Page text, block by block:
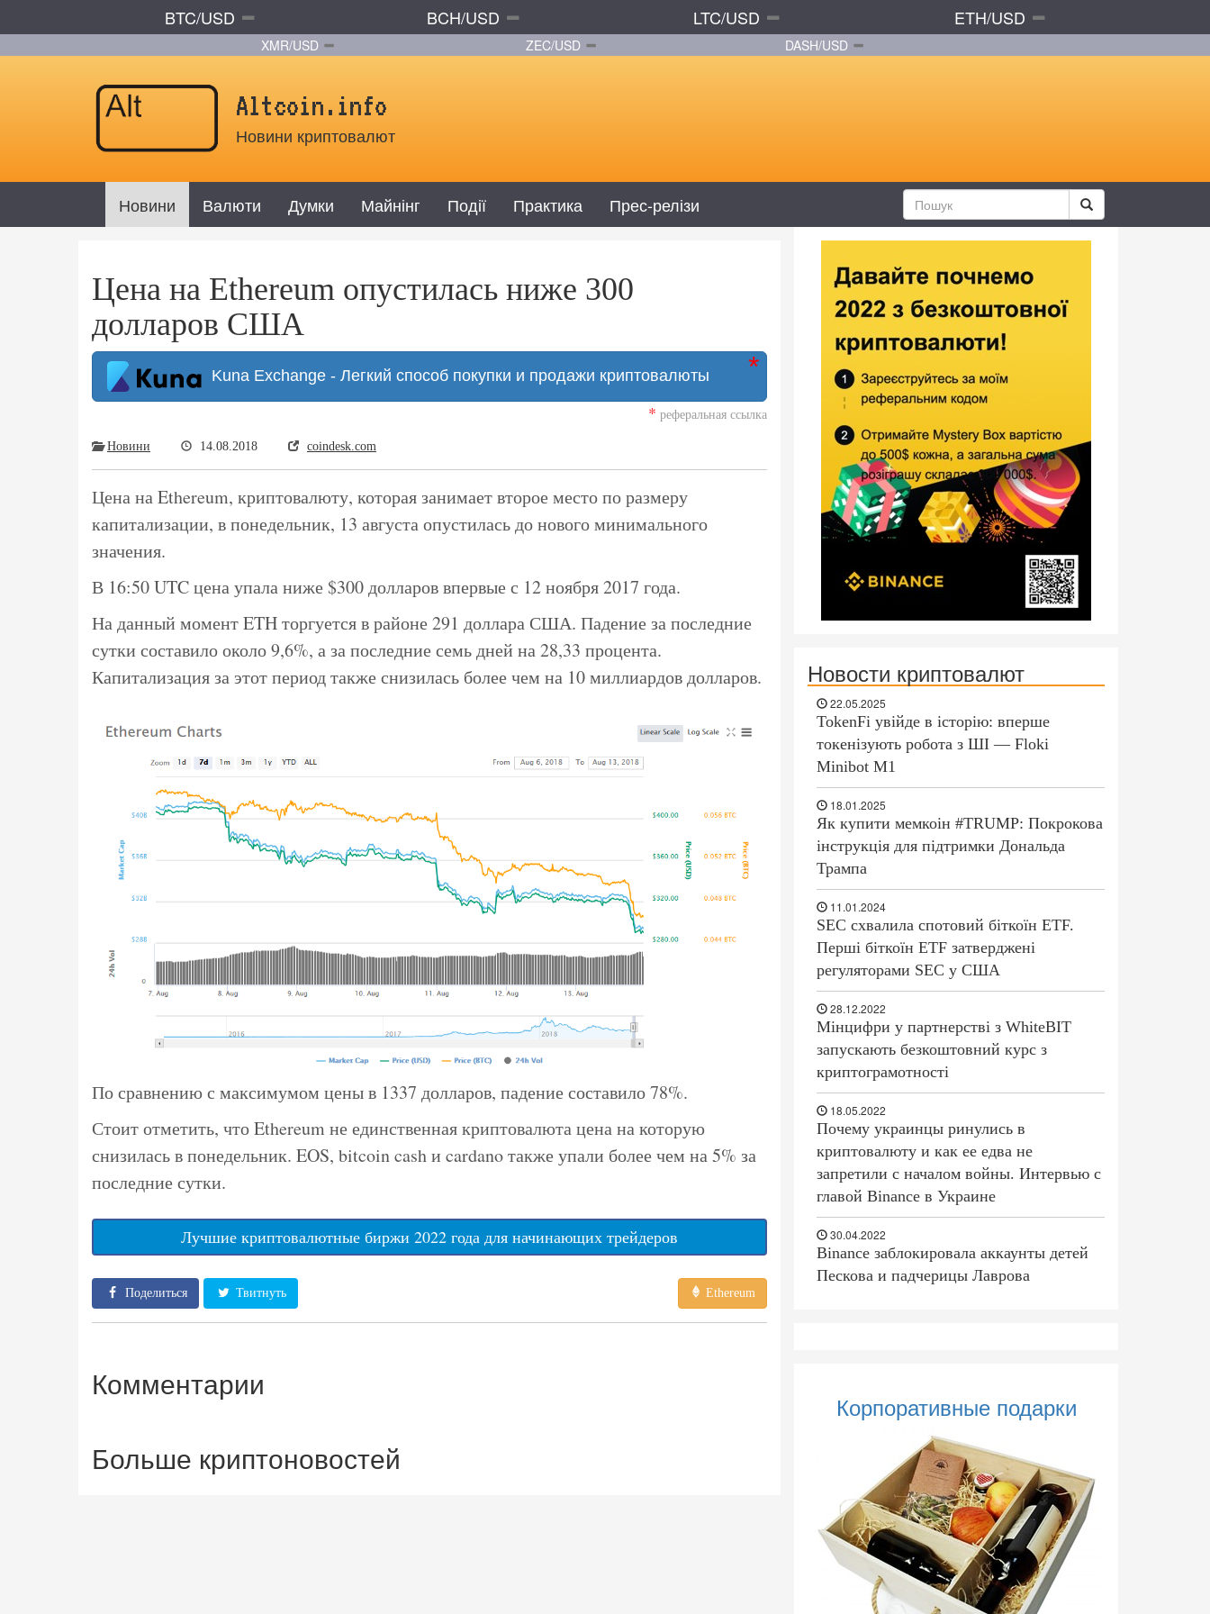
BTC/USD BCH/USD LTC/USD ETH/USD
XMR/USD ZEC/USD DASH/USD
Altcoin.info
Новини криптовалют
Новини Валюти Думки Майнінг Події Практика Прес-релізи
Цена на Ethereum опустилась ниже 300
долларов США
Kuna Exchange - Легкий способ покупки и продажи криптовалюты
* реферальная ссылка
Новини 14.08.2018 coindesk.com
Цена на Ethereum, криптовалюту, которая занимает второе место по размеру
капитализации, в понедельник, 13 августа опустилась до нового минимального
значения.
В 16:50 UTC цена упала ниже $300 долларов впервые с 12 ноября 2017 года.
На данный момент ETH торгуется в районе 291 доллара США. Падение за последние
сутки составило около 9,6%, а за последние семь дней на 28,33 процента.
Капитализация за этот период также снизилась более чем на 10 миллиардов долларов.
По сравнению с максимумом цены в 1337 долларов, падение составило 78%.
Стоит отметить, что Ethereum не единственная криптовалюта цена на которую
снизилась в понедельник. EOS, bitcoin cash и cardano также упали более чем на 5% за
последние сутки.
Лучшие криптовалютные биржи 2022 года для начинающих трейдеров
Поделиться Твитнуть Ethereum
Комментарии
Больше криптоновостей
Новости криптовалют
22.05.2025
TokenFi увійде в історію: вперше
токенізують робота з ШІ — Floki
Minibot M1
18.01.2025
Як купити мемкоін #TRUMP: Покрокова
інструкція для підтримки Дональда
Трампа
11.01.2024
SEC схвалила спотовий біткоїн ETF.
Перші біткоїн ETF затверджені
регуляторами SEC у США
28.12.2022
Мінцифри у партнерстві з WhiteBIT
запускають безкоштовний курс з
криптограмотності
18.05.2022
Почему украинцы ринулись в
криптовалюту и как ее едва не
запретили с началом войны. Интервью с
главой Binance в Украине
30.04.2022
Binance заблокировала аккаунты детей
Пескова и падчерицы Лаврова
Корпоративные подарки